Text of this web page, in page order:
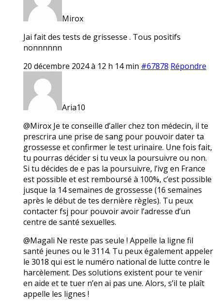
Mirox
Jai fait des tests de grissesse . Tous positifs
nonnnnnn
20 décembre 2024 à 12 h 14 min #67878 Répondre
Aria10
@Mirox Je te conseille d’aller chez ton médecin, il te
prescrira une prise de sang pour pouvoir dater ta
grossesse et confirmer le test urinaire. Une fois fait,
tu pourras décider si tu veux la poursuivre ou non.
Si tu décides de e pas la poursuivre, l’ivg en France
est possible et est remboursé à 100%, c’est possible
jusque la 14 semaines de grossesse (16 semaines
après le début de tes dernière règles). Tu peux
contacter fsj pour pouvoir avoir l’adresse d’un
centre de santé sexuelles.
@Magali Ne reste pas seule ! Appelle la ligne fil
santé jeunes ou le 3114. Tu peux également appeler
le 3018 qui est le numéro national de lutte contre le
harcèlement. Des solutions existent pour te venir
en aide et te tuer n’en ai pas une. Alors, s’il te plaît
appelle les lignes !